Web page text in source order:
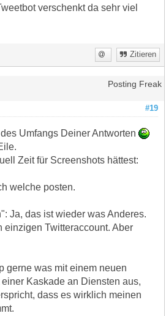
verschenkt da sehr viel
Zitieren
Posting Freak
#19
Umfangs Deiner Antworten
Zeit für Screenshots hättest:
welche posten.
Ja, das ist wieder was Anderes.
einzigen Twitteraccount. Aber
gerne was mit einem neuen
Kaskade an Diensten aus,
dass es wirklich meinen